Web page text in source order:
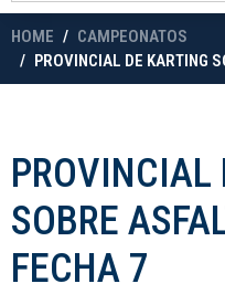
HOME
CAMPEONATOS
PROVINCIAL DE KARTING
PROVINCIAL
SOBRE
FECHA 7